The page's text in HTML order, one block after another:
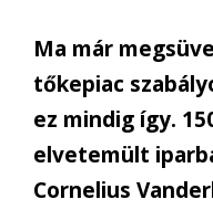
Ma már
tőkepiac
ez mindig így.
elvetemült
Cornelius